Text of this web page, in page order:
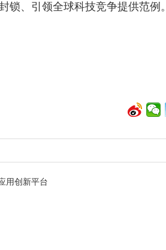
锁、引领全球科技竞争提供范例。
用创新平台